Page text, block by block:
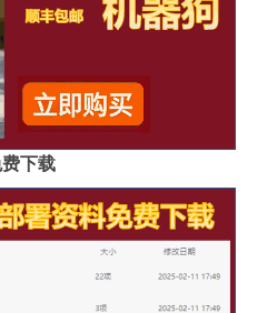
下载